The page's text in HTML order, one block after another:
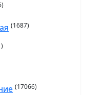
(1687)
(17066)